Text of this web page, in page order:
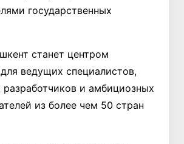
государственных
станет центром
ведущих специалистов,
разработчиков и амбициозных
из более чем 50 стран